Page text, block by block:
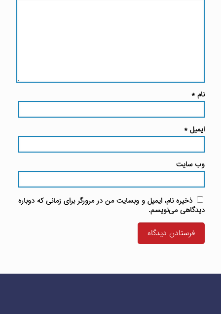
نام *
ایمیل *
وب‌ سایت
ذخیره نام، ایمیل و وبسایت من در مرورگر برای زمانی که دوباره
دیدگاهی می‌نویسم.